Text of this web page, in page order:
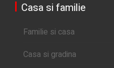
Casa si familie
Familie si casa
Casa si gradina